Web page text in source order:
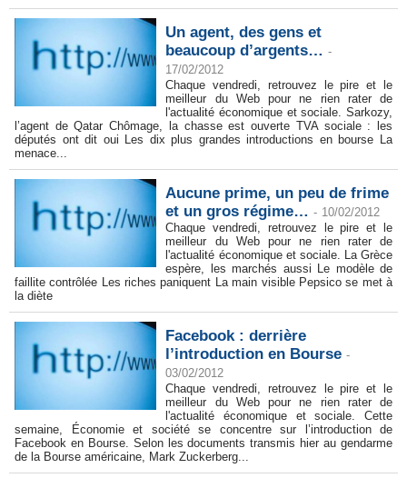
Un agent, des gens et
beaucoup d’argents… -
17/02/2012
Chaque vendredi, retrouvez le pire et le
meilleur du Web pour ne rien rater de
l'actualité économique et sociale. Sarkozy,
l’agent de Qatar Chômage, la chasse est ouverte TVA sociale : les
députés ont dit oui Les dix plus grandes introductions en bourse La
menace...
Aucune prime, un peu de frime
et un gros régime… - 10/02/2012
Chaque vendredi, retrouvez le pire et le
meilleur du Web pour ne rien rater de
l'actualité économique et sociale. La Grèce
espère, les marchés aussi Le modèle de
faillite contrôlée Les riches paniquent La main visible Pepsico se met à
la diète
Facebook : derrière
l’introduction en Bourse -
03/02/2012
Chaque vendredi, retrouvez le pire et le
meilleur du Web pour ne rien rater de
l'actualité économique et sociale. Cette
semaine, Économie et société se concentre sur l’introduction de
Facebook en Bourse. Selon les documents transmis hier au gendarme
de la Bourse américaine, Mark Zuckerberg...